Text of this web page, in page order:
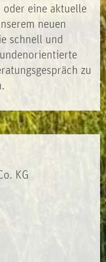
oder eine aktuelle
neuen
schnell und
zu
KG